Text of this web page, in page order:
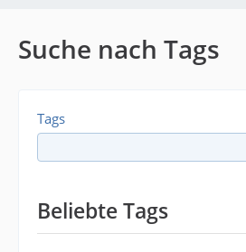
Suche nach Tags
Tags
Beliebte Tags